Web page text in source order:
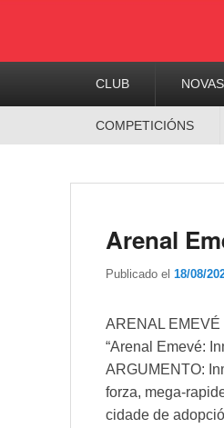
CLUB NOVAS
COMPETICIÓNS
Arenal
Publicado el 18/08/
ARENAL
“Arenal Emevé:
ARGUMENTO:
forza, mega-
cidade de